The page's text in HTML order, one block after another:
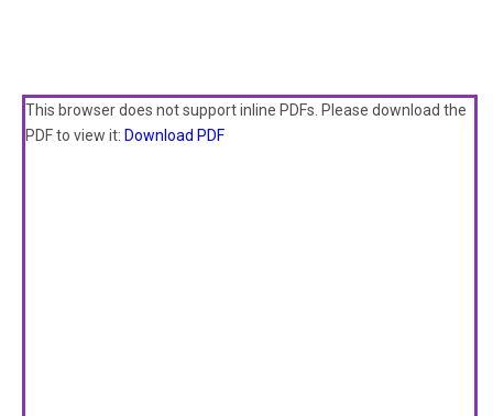
This browser does not support inline PDFs. Please download the
PDF to view it: Download PDF